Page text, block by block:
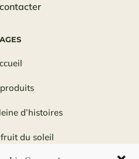
d’histoires
fruit du soleil